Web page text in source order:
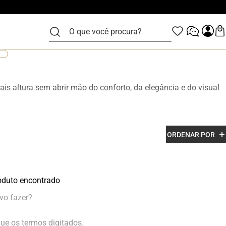
O que você procura?
altura sem abrir mão do conforto, da elegância e do visual
em couro legítimo e com acabamento premium, os
para garantir mais confiança, postura e estilo em
ORDENAR POR
encontrado
fazer?
os termos digitados.